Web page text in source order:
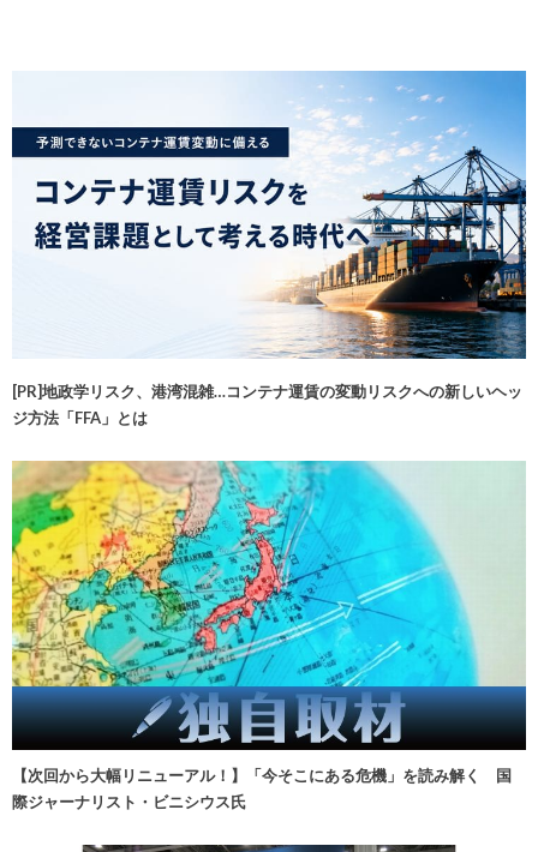
[PR]地政学リスク、港湾混雑…コンテナ運賃の変動リスクへの新しいヘッ
ジ方法「FFA」とは
【次回から大幅リニューアル！】「今そこにある危機」を読み解く 国
際ジャーナリスト・ビニシウス氏